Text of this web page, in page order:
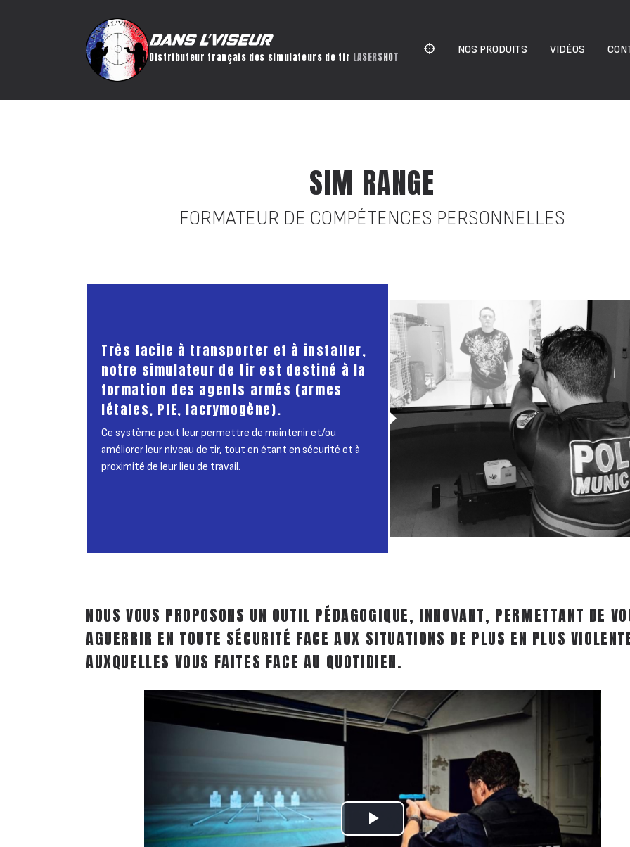
Distributeur français des simulateurs de tir LASERSHOT
NOS PRODUITS VIDÉOS
SIM RANGE
FORMATEUR DE COMPÉTENCES PERSONNELLES
Très facile à transporter et à installer,
notre simulateur de tir est destiné à la
formation des agents armés (armes
létales, PIE, lacrymogène).
Ce système peut leur permettre de maintenir et/ou
améliorer leur niveau de tir, tout en étant en sécurité et à
proximité de leur lieu de travail.
NOUS VOUS PROPOSONS UN OUTIL PÉDAGOGIQUE, INNOVANT, PERMETTANT DE
AGUERRIR EN TOUTE SÉCURITÉ FACE AUX SITUATIONS DE PLUS EN PLUS
AUXQUELLES VOUS FAITES FACE AU QUOTIDIEN.
Play